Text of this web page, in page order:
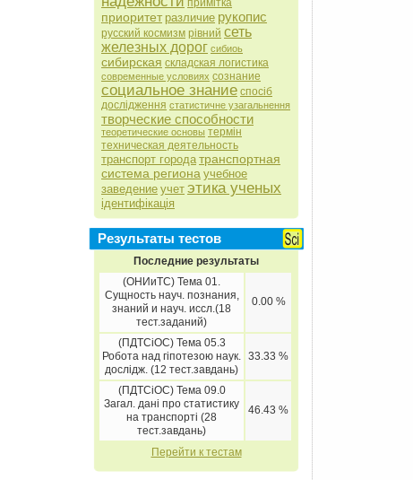
примітка
приоритет различие рукопис
русский космизм рівний сеть
железных дорог сибиоь
сибирская складская логистика
современные условиях сознание
социальное знание спосіб
дослідження статистичне узагальнення
творческие способности
теоретические основы термін
техническая деятельность
транспорт города транспортная
система региона учебное
заведение учет этика ученых
ідентифікація
Результаты тестов
Последние результаты
(ОНИиТС) Тема 01.
Сущность науч. познания,
знаний и науч. иссл.(18
тест.заданий)
0.00 %
(ПДТСіОС) Тема 05.3
Робота над гіпотезою наук.
дослідж. (12 тест.завдань)
33.33 %
(ПДТСіОС) Тема 09.0
Загал. дані про статистику
на транспорті (28
тест.завдань)
46.43 %
Перейти к тестам